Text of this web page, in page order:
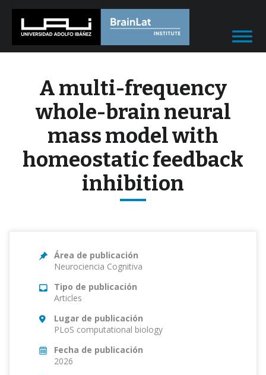
A multi-frequency
whole-brain neural
mass model with
homeostatic feedback
inhibition
Área de publicación
Neurociencia Cognitiva
Tipo de publicación
Articles
Lugar de publicación
PLoS computational biology
Fecha de publicación
2026